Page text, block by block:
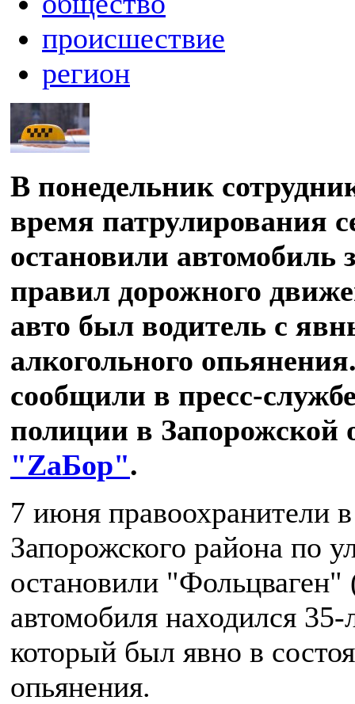
происшествие
регион
В понедельник
время патрулирования
остановили автомобиль
правил дорожного
авто был водитель с
алкогольного
сообщили в пресс-
полиции в Запорожской
"ZаБор".
7 июня правоохранители
Запорожского района по
остановили "Фольцваген"
автомобиля находился
который был явно в
опьянения.